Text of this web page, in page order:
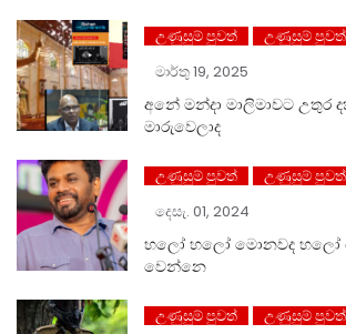
උණුසුම් පුවත්
උණුසුම් පුවත්
මාර්තු 19, 2025
අනේ මන්දා මාලිමාවට උතුර
මාරුවෙලාද
උණුසුම් පුවත්
උණුසුම් පුවත්
දෙසැ. 01, 2024
හලෝ ⁣හලෝ මොනවද හලෝ
වෙන්නෙ
උණුසුම් පුවත්
උණුසුම් පුවත්